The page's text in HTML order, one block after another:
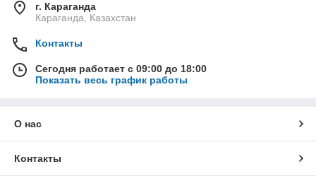
г. Караганда
Караганда, Казахстан
Контакты
Сегодня работает с 09:00 до 18:00
Показать весь график работы
О нас
Контакты